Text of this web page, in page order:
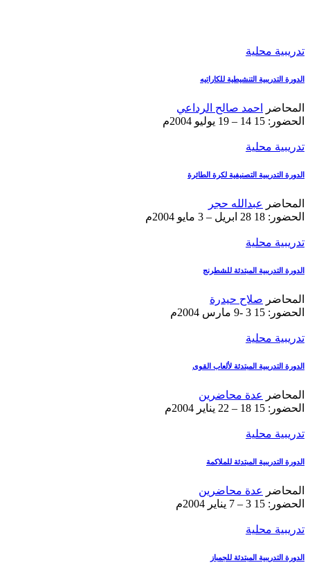
تدريبية محلية
الدورة التدريبية التنشيطية للكاراتيه
المحاضر
احمد صالح الرداعي
الحضور: 15
14 – 19 يوليو 2004م
تدريبية محلية
الدورة التدريبية التصنيفية لكرة الطائرة
المحاضر
عبدالله حجر
الحضور: 18
28 ابريل – 3 مايو 2004م
تدريبية محلية
الدورة التدريبية المبتدئة للشطرنج
المحاضر صلاح حيدرة
الحضور: 15
3 -9 مارس 2004م
تدريبية محلية
الدورة التدريبية المبتدئة لألعاب القوى
المحاضر
عدة محاضرين
الحضور: 15
18 – 22 يناير 2004م
تدريبية محلية
الدورة التدريبية المبتدئة للملاكمة
المحاضر
عدة محاضرين
الحضور: 15
3 – 7 يناير 2004م
تدريبية محلية
الدورة التدريبية المبتدئة للجمباز